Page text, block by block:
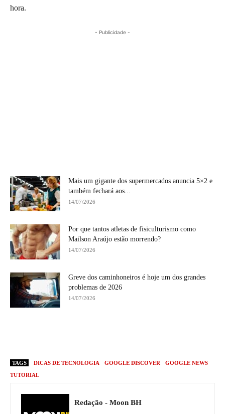
hora.
- Publicidade -
Mais um gigante dos supermercados anuncia 5×2 e
também fechará aos...
14/07/2026
Por que tantos atletas de fisiculturismo como
Mailson Araújo estão morrendo?
14/07/2026
Greve dos caminhoneiros é hoje um dos grandes
problemas de 2026
14/07/2026
TAGS DICAS DE TECNOLOGIA GOOGLE DISCOVER
GOOGLE NEWS
TUTORIAL
Redação - Moon BH